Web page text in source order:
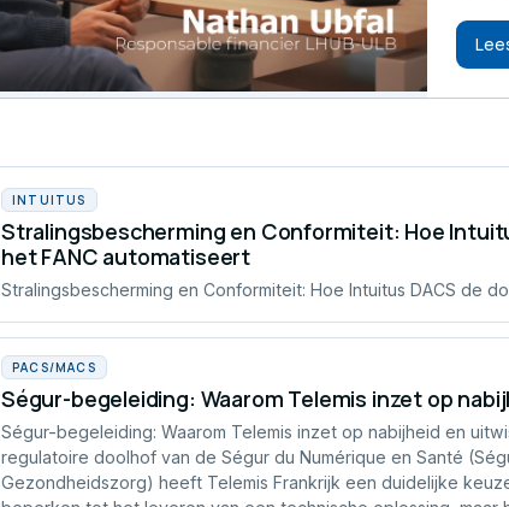
INTUITUS
Stralingsbescherming en Conformiteit: Hoe
het FANC automatiseert
Stralingsbescherming en Conformiteit: Hoe Intuitus DACS de
PACS/MACS
Ségur-begeleiding: Waarom Telemis inzet op
Ségur-begeleiding: Waarom Telemis inzet op nabijheid en
regulatoire doolhof van de Ségur du Numérique en Santé
Gezondheidszorg) heeft Telemis Frankrijk een duidelijke